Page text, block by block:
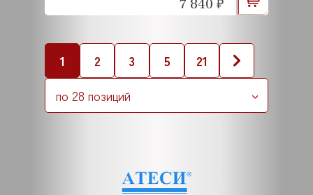
1 2 3 5
21
по 28 позиций